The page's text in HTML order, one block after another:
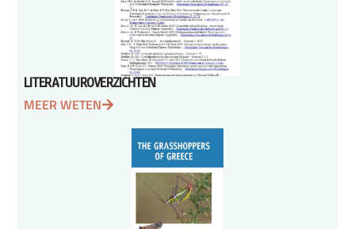
LITERATUUROVERZICHTEN
MEER WETEN